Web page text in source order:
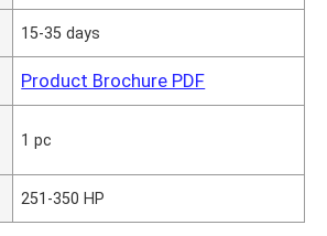
15-35 days
Product Brochure PDF
1 pc
251-350 HP